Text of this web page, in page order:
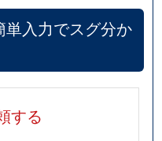
単入力でスグ分か
する